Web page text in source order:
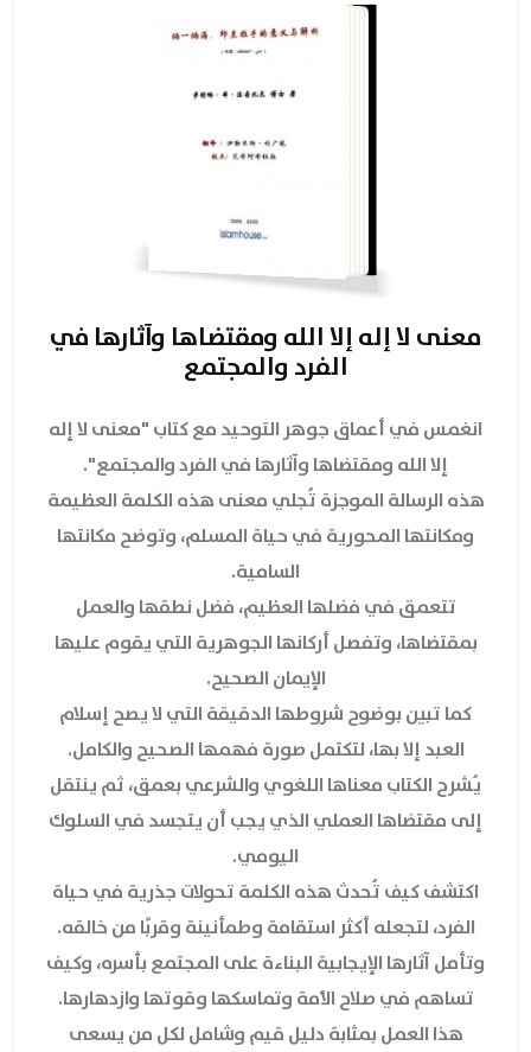
معنى لا إله إلا الله ومقتضاها وآثارها في
الفرد والمجتمع
انغمس في أعماق جوهر التوحيد مع كتاب "معنى لا إله
إلا الله ومقتضاها وآثارها في الفرد والمجتمع".
هذه الرسالة الموجزة تُجلي معنى هذه الكلمة العظيمة
ومكانتها المحورية في حياة المسلم، وتوضح مكانتها
السامية.
تتعمق في فضلها العظيم، فضل نطقها والعمل
بمقتضاها، وتفصل أركانها الجوهرية التي يقوم عليها
الإيمان الصحيح.
كما تبين بوضوح شروطها الدقيقة التي لا يصح إسلام
العبد إلا بها، لتكتمل صورة فهمها الصحيح والكامل.
يُشرح الكتاب معناها اللغوي والشرعي بعمق، ثم ينتقل
إلى مقتضاها العملي الذي يجب أن يتجسد في السلوك
اليومي.
اكتشف كيف تُحدث هذه الكلمة تحولات جذرية في حياة
الفرد، لتجعله أكثر استقامة وطمأنينة وقربًا من خالقه.
وتأمل آثارها الإيجابية البناءة على المجتمع بأسره، وكيف
تساهم في صلاح الأمة وتماسكها وقوتها وازدهارها.
هذا العمل بمثابة دليل قيم وشامل لكل من يسعى